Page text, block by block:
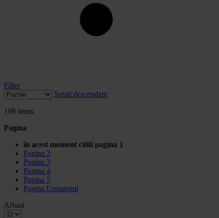
Filter
Setati descendent
198 items
Pagina
în acest moment cititi pagina 1
Pagina 2
Pagina 3
Pagina 4
Pagina 5
Pagina Urmatorul
Afisati